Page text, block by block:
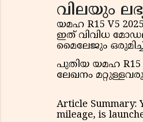
വിലയും
യമഹ R15 V5
ഇത് വിവിധ
മൈലേജും
പുതിയ യമഹ
ലേഖനം
Article Summary:
mileage, is